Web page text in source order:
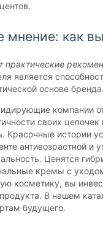
мнение: как
является
основе
компании
своих цепочек
Красочные истории
антивозрастной и
Ценятся
кремы с
косметику, вы
В нашем
будущего.